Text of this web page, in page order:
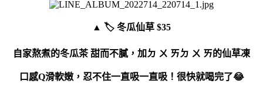
▲ 🏷 冬瓜仙草 $35
自家熬煮的冬瓜茶 甜而不膩，加ㄉ ㄨ ㄞㄉ ㄨ ㄞ的仙草凍
口感Q滑軟嫩，忍不住一直吸一直吸！很快就喝完了😂